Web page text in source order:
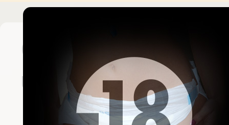
Connexion
Un compte est